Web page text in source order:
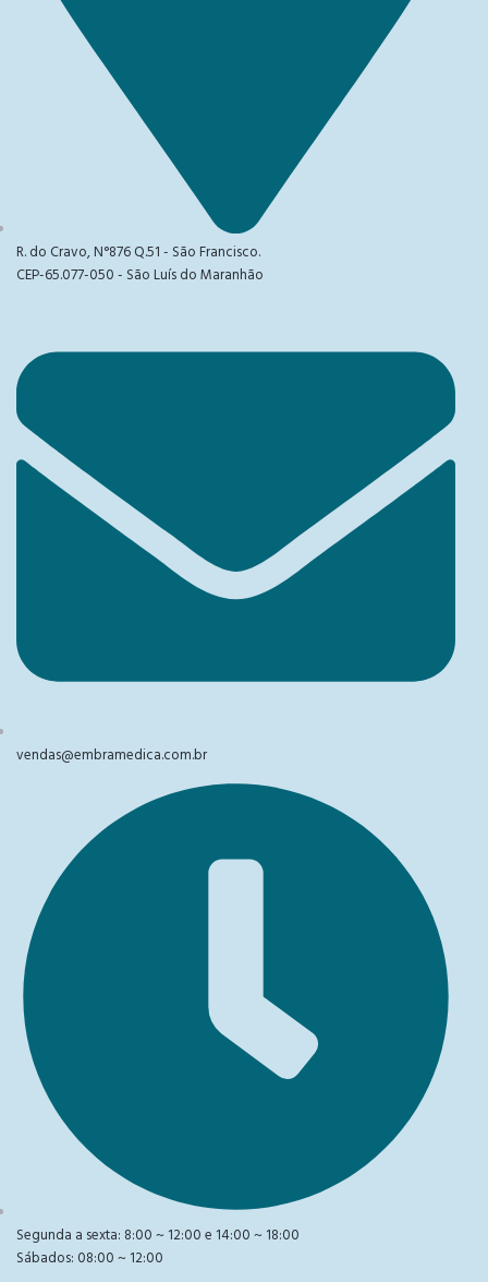
R. do Cravo, N°876 Q.51 - São Francisco.
CEP-65.077-050 - São Luís do Maranhão
vendas@embramedica.com.br
Segunda a sexta: 8:00 ~ 12:00 e 14:00 ~ 18:00
Sábados: 08:00 ~ 12:00